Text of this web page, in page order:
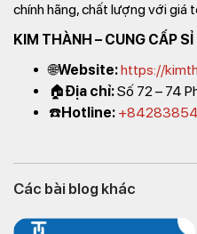
chính hãng, chất lượng với giá
KIM THÀNH – CUNG CẤP
🌐Website:https://
🏠Địa chỉ:Số 72 – 74
☎️Hotline:
Các bài blog khác